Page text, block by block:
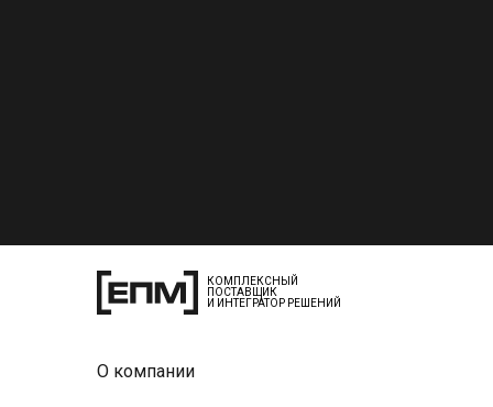
О компании
КОМПЛЕКСНЫЙ
ПОСТАВЩИК
И ИНТЕГРАТОР РЕШЕНИЙ